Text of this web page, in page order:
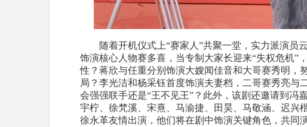
随着开机仪式上“赛家人”共聚一堂，实力派演员
饰演核心人物赛多喜，当专制大家长迎来“失权危机”
性？蒋欣与任重分别饰演大嫂闻佳音和大哥赛秀明 ，
局？李光洁和杨采钰首度饰演夫妻档，二哥赛秀亮与
会强强联手还是“王不见王”？此外，该剧还邀请到冯
宇柠、徐梵溪、宋熹、马渝捷、田昊、马敬涵、迟兴
徐永革友情出演，他们将在剧中饰演关键角色，共同